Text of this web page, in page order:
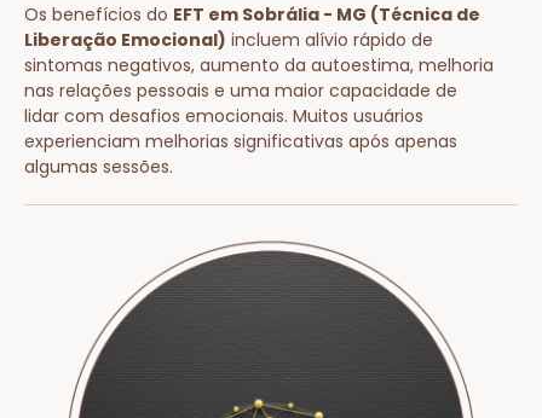
Os benefícios do EFT em Sobrália - MG (Técnica de
Liberação Emocional) incluem alívio rápido de
sintomas negativos, aumento da autoestima, melhoria
nas relações pessoais e uma maior capacidade de
lidar com desafios emocionais. Muitos usuários
experienciam melhorias significativas após apenas
algumas sessões.